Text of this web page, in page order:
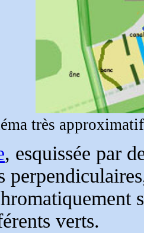
très
, esquissée par
verts.